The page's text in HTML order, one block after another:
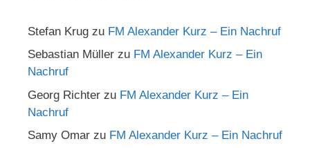
Stefan Krug zu FM Alexander Kurz – Ein Nachruf
Sebastian Müller zu FM Alexander Kurz – Ein
Nachruf
Georg Richter zu FM Alexander Kurz – Ein
Nachruf
Samy Omar zu FM Alexander Kurz – Ein Nachruf